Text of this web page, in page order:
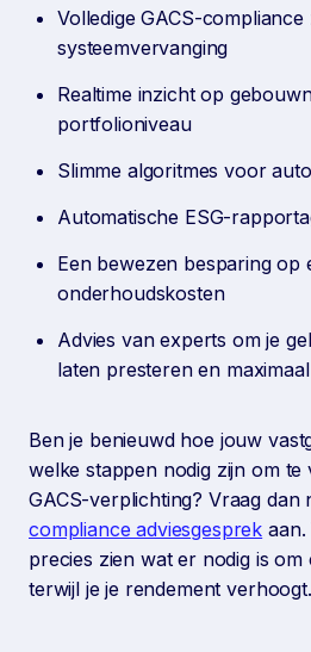
Volledige GACS-
systeemvervanging
Realtime inzicht op
portfolioniveau
Slimme algoritmes voor
Automatische ESG-
Een bewezen besparing op
onderhoudskosten
Advies van experts om je
laten presteren en
Ben je benieuwd hoe jouw
welke stappen nodig zijn om te
GACS-verplichting? Vraag dan
compliance adviesgesprek aan.
precies zien wat er nodig is
terwijl je je rendement verhoogt.